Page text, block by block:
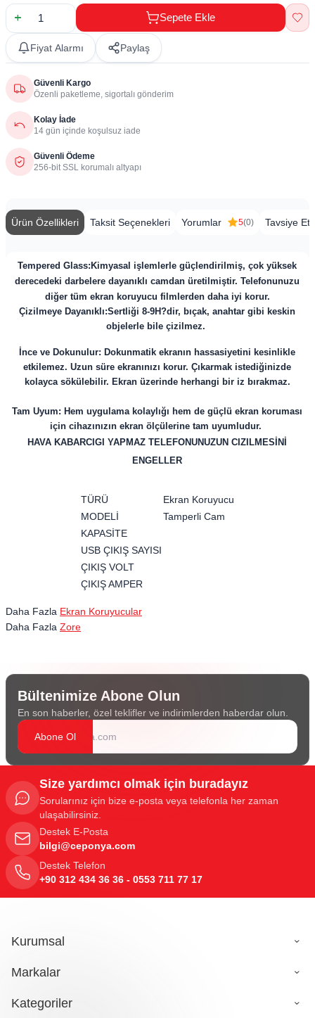
Sepete Ekle
Fiyat Alarmı Paylaş
Güvenli Kargo
Özenli paketleme, sigortalı gönderim
Kolay İade
14 gün içinde koşulsuz iade
Güvenli Ödeme
256-bit SSL korumalı altyapı
Ürün Özellikleri Taksit Seçenekleri Yorumlar 5(0) Tavsiye Et
Tempered Glass:Kimyasal işlemlerle güçlendirilmiş, çok yüksek
derecedeki darbelere dayanıklı camdan üretilmiştir. Telefonunuzu
diğer tüm ekran koruyucu filmlerden daha iyi korur.
Çizilmeye Dayanıklı:Sertliği 8-9H?dir, bıçak, anahtar gibi keskin
objelerle bile çizilmez.
İnce ve Dokunulur: Dokunmatik ekranın hassasiyetini kesinlikle
etkilemez. Uzun süre ekranınızı korur. Çıkarmak istediğinizde
kolayca sökülebilir. Ekran üzerinde herhangi bir iz bırakmaz.
Tam Uyum: Hem uygulama kolaylığı hem de güçlü ekran koruması
için cihazınızın ekran ölçülerine tam uyumludur.
HAVA KABARCIGI YAPMAZ TELEFONUNUZUN CIZILMESİNİ
ENGELLER
TÜRÜ
Ekran Koruyucu
MODELİ
Tamperli Cam
KAPASİTE
USB ÇIKIŞ SAYISI
ÇIKIŞ VOLT
ÇIKIŞ AMPER
Daha Fazla Ekran Koruyucular
Daha Fazla Zore
Bültenimize Abone Olun
En son haberler, özel teklifler ve indirimlerden haberdar olun.
Abone Ol
Size yardımcı olmak için buradayız
Sorularınız için bize e-posta veya telefonla her zaman
ulaşabilirsiniz.
Destek E-Posta
bilgi@ceponya.com
Destek Telefon
+90 312 434 36 36 - 0553 711 77 17
Kurumsal
Markalar
Kategoriler